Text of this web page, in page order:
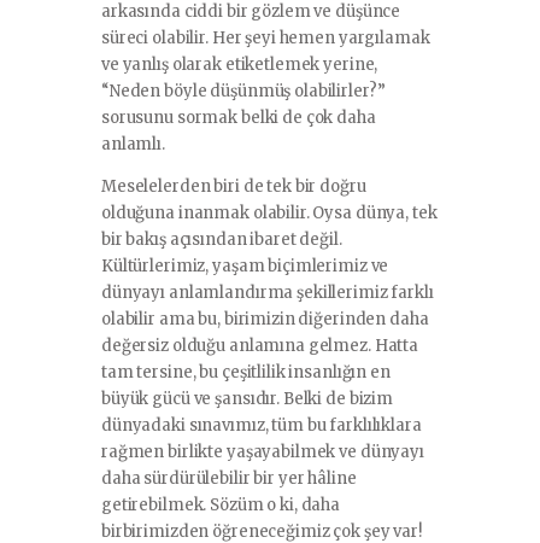
arkasında ciddi bir gözlem ve düşünce
süreci olabilir. Her şeyi hemen yargılamak
ve yanlış olarak etiketlemek yerine,
“Neden böyle düşünmüş olabilirler?”
sorusunu sormak belki de çok daha
anlamlı.
Meselelerden biri de tek bir doğru
olduğuna inanmak olabilir. Oysa dünya, tek
bir bakış açısından ibaret değil.
Kültürlerimiz, yaşam biçimlerimiz ve
dünyayı anlamlandırma şekillerimiz farklı
olabilir ama bu, birimizin diğerinden daha
değersiz olduğu anlamına gelmez. Hatta
tam tersine, bu çeşitlilik insanlığın en
büyük gücü ve şansıdır. Belki de bizim
dünyadaki sınavımız, tüm bu farklılıklara
rağmen birlikte yaşayabilmek ve dünyayı
daha sürdürülebilir bir yer hâline
getirebilmek. Sözüm o ki, daha
birbirimizden öğreneceğimiz çok şey var!